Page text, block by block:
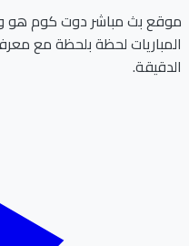
بث مباشر دوت كوم هو
لحظة بلحظة مع معرفة